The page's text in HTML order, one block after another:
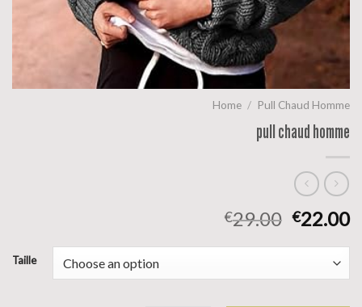
Home / Pull Chaud Homme
pull chaud homme
€29.00 €22.00
Taille